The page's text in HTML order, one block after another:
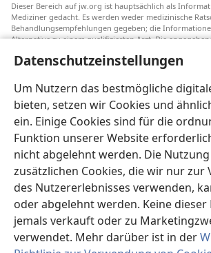
Datenschutzeinstellungen
Um Nutzern das bestmögliche
bieten, setzen wir Cookies und
ein. Einige Cookies sind für die
Funktion unserer Website
nicht abgelehnt werden. Die
zusätzlichen Cookies, die wir nur zur
des Nutzererlebnisses verwenden,
oder abgelehnt werden. Keine
jemals verkauft oder zu
verwendet. Mehr darüber ist in der
Dieser Bereich auf jw.org ist hauptsächlich als
Mediziner gedacht. Es werden weder medizinische
Behandlungsempfehlungen gegeben; die
Alternative zu einem qualifizierten Arzt. Die
Transfusionsalternativen hin, die in Erwägung gezogen
Mediziner steht selbst in der Pflicht, seinen
halten, verschiedene Behandlungsmethoden
zu helfen, eine Behandlung entsprechend ihrer
Wünschen, Vorstellungen und Überzeugungen zu
aufgeführten Strategien sind für alle Patienten
An Patienten: Wenden Sie sich in Gesundheitsfragen
Die Nutzung dieser Website unterliegt den
Erscheinungsbild-Einstellungen